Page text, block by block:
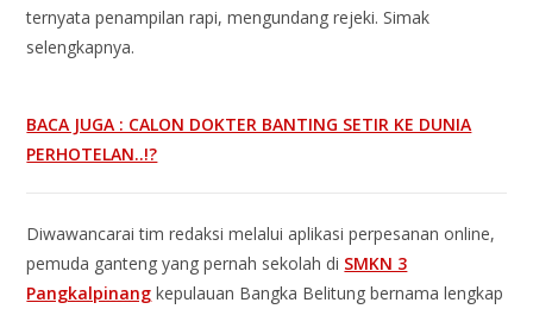
ternyata penampilan rapi, mengundang rejeki. Simak
selengkapnya.
BACA JUGA : CALON DOKTER BANTING SETIR KE DUNIA
PERHOTELAN..!?
Diwawancarai tim redaksi melalui aplikasi perpesanan online,
pemuda ganteng yang pernah sekolah di SMKN 3
Pangkalpinang kepulauan Bangka Belitung bernama lengkap